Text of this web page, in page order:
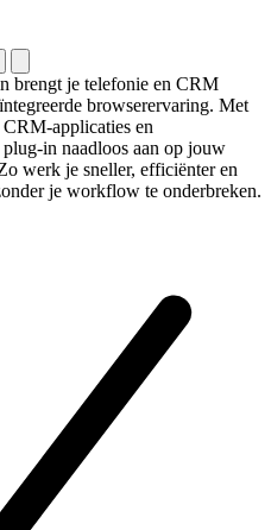
brengt je telefonie en CRM
browserervaring. Met
applicaties en
in naadloos aan op jouw
werk je sneller, efficiënter en
je workflow te onderbreken.